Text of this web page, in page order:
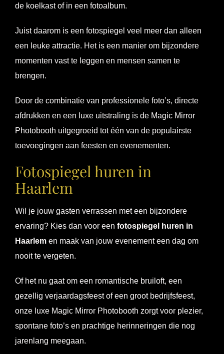
de koelkast of in een fotoalbum.
Juist daarom is een fotospiegel veel meer dan alleen
een leuke attractie. Het is een manier om bijzondere
momenten vast te leggen en mensen samen te
brengen.
Door de combinatie van professionele foto’s, directe
afdrukken en een luxe uitstraling is de Magic Mirror
Photobooth uitgegroeid tot één van de populairste
toevoegingen aan feesten en evenementen.
Fotospiegel huren in
Haarlem
Wil je jouw gasten verrassen met een bijzondere
ervaring? Kies dan voor een fotospiegel huren in
Haarlem en maak van jouw evenement een dag om
nooit te vergeten.
Of het nu gaat om een romantische bruiloft, een
gezellig verjaardagsfeest of een groot bedrijfsfeest,
onze luxe Magic Mirror Photobooth zorgt voor plezier,
spontane foto’s en prachtige herinneringen die nog
jarenlang meegaan.